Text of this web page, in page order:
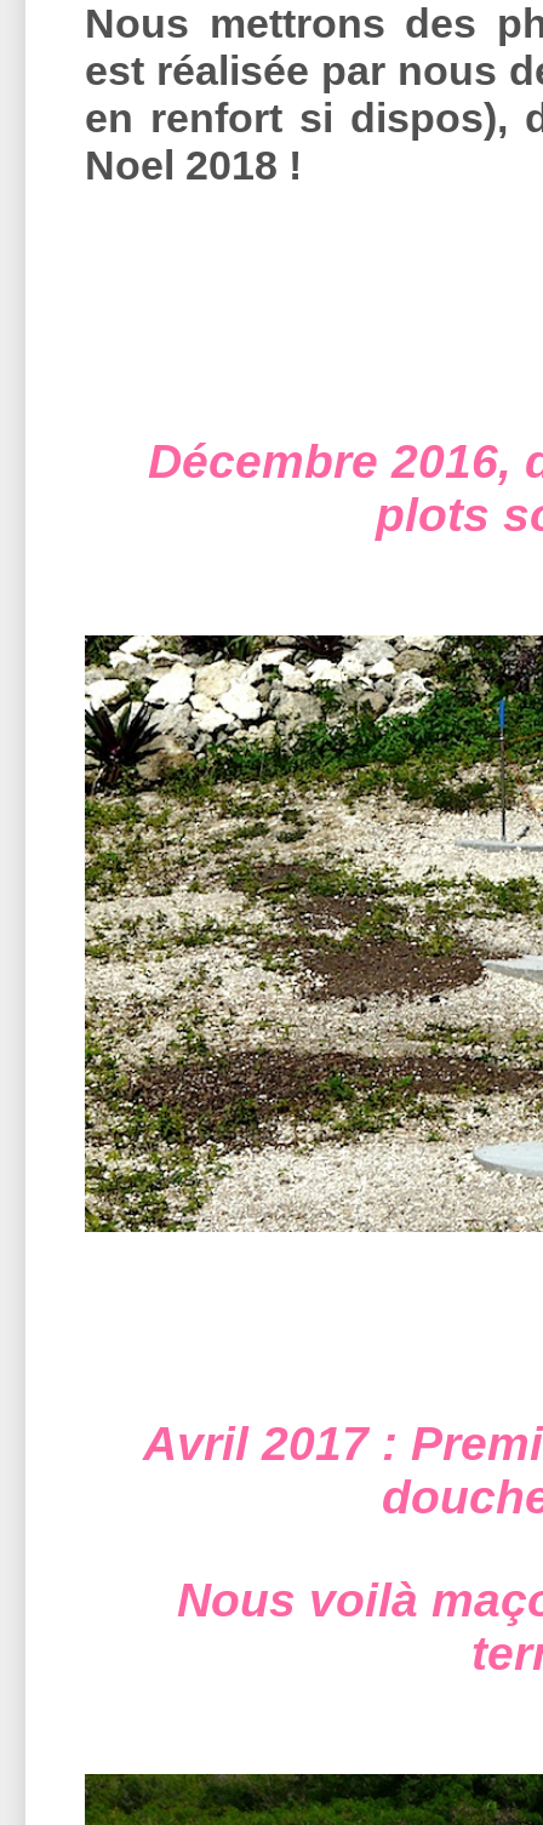
Nous mettrons des
est réalisée par nous
en renfort si dispos),
Noel 2018 !
Décembre 2016,
plots
Avril 2017 :
Nous voilà